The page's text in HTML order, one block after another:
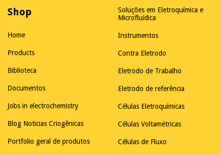
Shop
Home
Products
Biblioteca
Documentos
Jobs in electrochemistry
Blog Noticias Criogênicas
Portfolio geral de produtos
Soluções em Eletroquímica e
Microfluídica
Instrumentos
Contra Eletrodo
Eletrodo de Trabalho
Eletrodo de referência
Células Eletroquímicas
Células Voltamétricas
Células de Fluxo